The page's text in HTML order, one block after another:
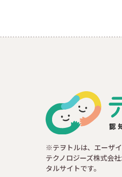
※テヲトルは、エーザ
テクノロジーズ株式会
タルサイトです。